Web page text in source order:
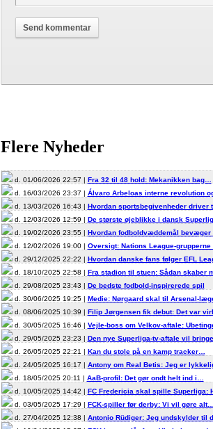
Flere Nyheder
d. 01/06/2026 22:57 | Fra 32 til 48 hold: Mekanikken bag…
d. 16/03/2026 23:37 | Álvaro Arbeloas interne revolution
d. 13/03/2026 16:43 | Hvordan sportsbegivenheder driver
d. 12/03/2026 12:59 | De største øjeblikke i dansk
d. 19/02/2026 23:55 | Hvordan fodboldvæddemål bevæger
d. 12/02/2026 19:00 | Oversigt: Nations League-grupperne
d. 29/12/2025 22:22 | Hvordan danske fans følger EFL
d. 18/10/2025 22:58 | Fra stadion til stuen: Sådan skaber
d. 29/08/2025 23:43 | De bedste fodbold-inspirerede spil
d. 30/06/2025 19:25 | Medie: Nørgaard skal til Arsenal-
d. 08/06/2025 10:39 | Filip Jørgensen fik debut: Det var
d. 30/05/2025 16:46 | Vejle-boss om Velkov-aftale:
d. 29/05/2025 23:23 | Den nye Superliga-tv-aftale vil
d. 26/05/2025 22:21 | Kan du stole på en kamp tracker…
d. 24/05/2025 16:17 | Antony om Real Betis: Jeg er
d. 18/05/2025 20:11 | AaB-profil: Det gør ondt helt ind i…
d. 10/05/2025 14:42 | FC Fredericia skal spille Superliga:
d. 03/05/2025 17:29 | FCK-spiller før derby: Vi vil gøre alt…
d. 27/04/2025 12:38 | Antonio Rüdiger: Jeg undskylder til